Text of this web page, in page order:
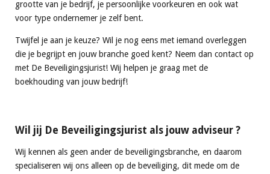
grootte van je bedrijf, je persoonlijke voorkeuren en ook wat
voor type ondernemer je zelf bent.
Twijfel je aan je keuze? Wil je nog eens met iemand overleggen
die je begrijpt en jouw branche goed kent? Neem dan contact op
met De Beveiligingsjurist! Wij helpen je graag met de
boekhouding van jouw bedrijf!
Wil jij De Beveiligingsjurist als jouw adviseur ?
Wij kennen als geen ander de beveiligingsbranche, en daarom
specialiseren wij ons alleen op de beveiliging, dit mede om de